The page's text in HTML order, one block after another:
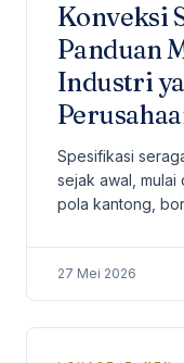
Konveksi
Panduan
Industri
Spesifikasi
sejak awal, mulai
pola kantong,
dievaluasi oleh
27 Mei 2026